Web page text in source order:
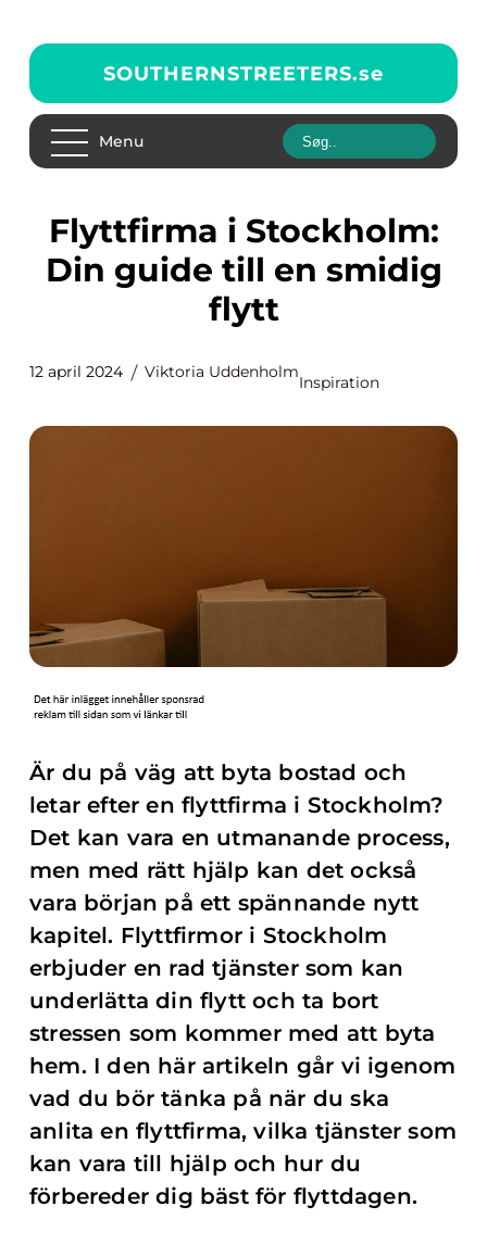
SOUTHERNSTREETERS.se
Menu
Flyttfirma i Stockholm:
Din guide till en smidig
flytt
12 april 2024 Viktoria Uddenholm
Inspiration
Är du på väg att byta bostad och
letar efter en flyttfirma i Stockholm?
Det kan vara en utmanande process,
men med rätt hjälp kan det också
vara början på ett spännande nytt
kapitel. Flyttfirmor i Stockholm
erbjuder en rad tjänster som kan
underlätta din flytt och ta bort
stressen som kommer med att byta
hem. I den här artikeln går vi igenom
vad du bör tänka på när du ska
anlita en flyttfirma, vilka tjänster som
kan vara till hjälp och hur du
förbereder dig bäst för flyttdagen.